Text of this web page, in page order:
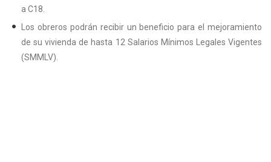
a C18.
Los obreros podrán recibir un beneficio para el mejoramiento
de su vivienda de hasta 12 Salarios Mínimos Legales Vigentes
(SMMLV).